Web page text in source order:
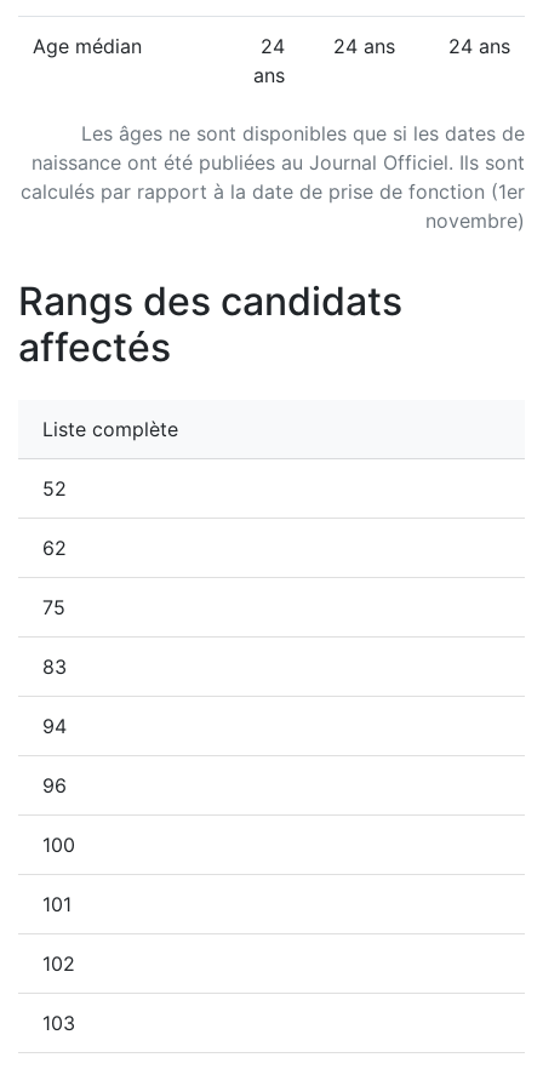
Les âges ne sont disponibles que si les dates de
naissance ont été publiées au Journal Officiel. Ils sont
calculés par rapport à la date de prise de fonction (1er
novembre)
Age médian
24
ans
24 ans 24 ans
Rangs des candidats
affectés
Liste complète
52
62
75
83
94
96
100
101
102
103